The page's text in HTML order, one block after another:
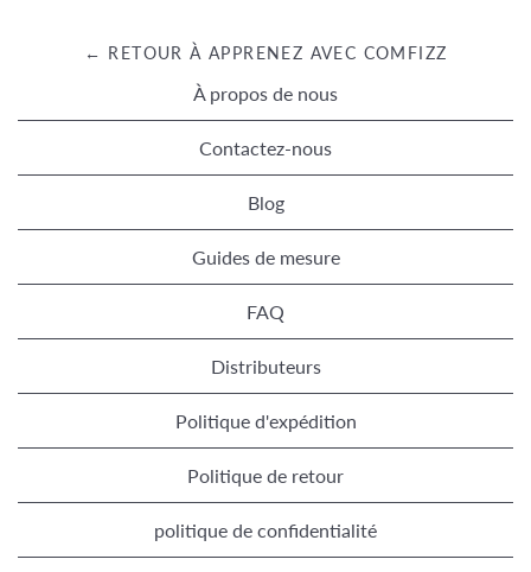
← RETOUR À APPRENEZ AVEC COMFIZZ
À propos de nous
Contactez-nous
Blog
Guides de mesure
FAQ
Distributeurs
Politique d'expédition
Politique de retour
politique de confidentialité